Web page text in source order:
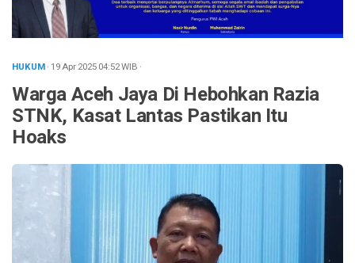
HUKUM· 19 Apr 202504:52WIB ·
Warga Aceh Jaya Di Hebohkan Razia
STNK, Kasat Lantas Pastikan Itu
Hoaks